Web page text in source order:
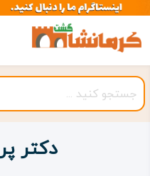
صفحه
اصلی
کرمانشاه
شهرستان
دکتر